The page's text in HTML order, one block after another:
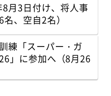
月3日付け、将人事
、空自2名）
練「スーパー・ガ
」に参加へ（8月26